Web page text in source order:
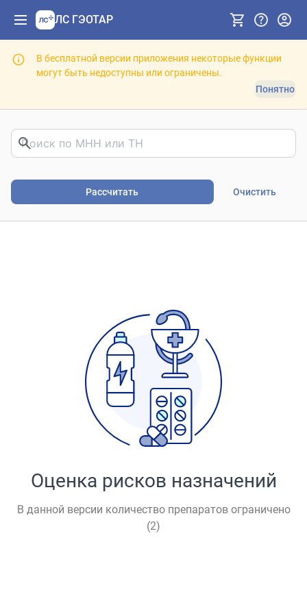
ЛС ГЭОТАР
В бесплатной версии приложения некоторые функции
могут быть недоступны или ограничены.
Понятно
Рассчитать Очистить
Риски фармакотерапии.
Оценка рисков назначений
В данной версии количество препаратов ограничено
(2)